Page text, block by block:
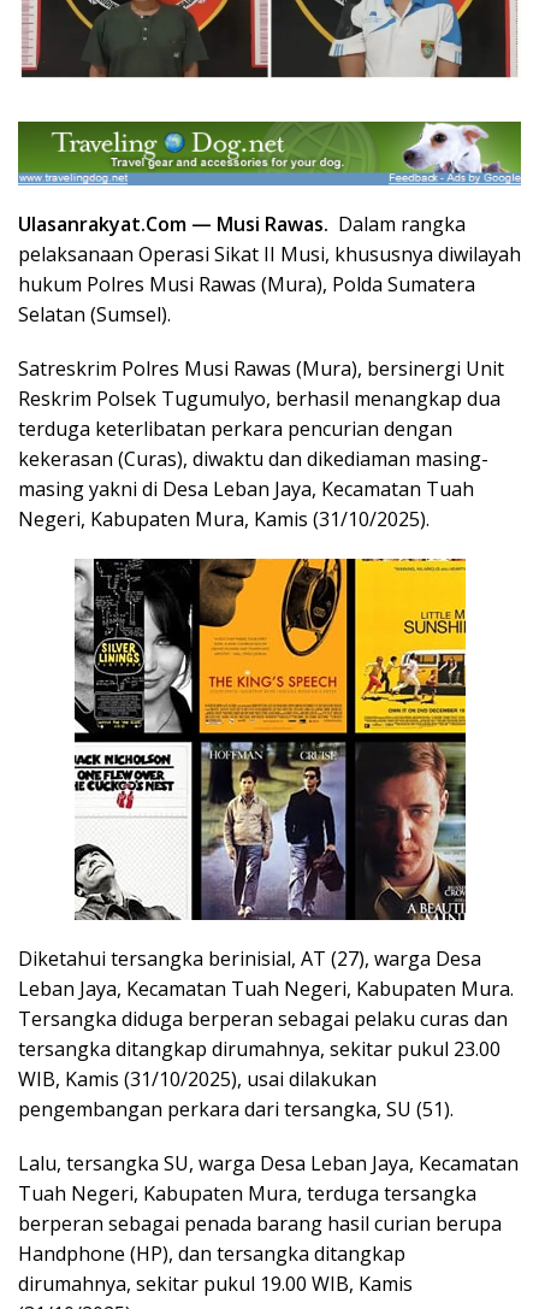
Ulasanrakyat.Com — Musi Rawas. Dalam rangka
pelaksanaan Operasi Sikat II Musi, khususnya diwilayah
hukum Polres Musi Rawas (Mura), Polda Sumatera
Selatan (Sumsel).
Satreskrim Polres Musi Rawas (Mura), bersinergi Unit
Reskrim Polsek Tugumulyo, berhasil menangkap dua
terduga keterlibatan perkara pencurian dengan
kekerasan (Curas), diwaktu dan dikediaman masing-
masing yakni di Desa Leban Jaya, Kecamatan Tuah
Negeri, Kabupaten Mura, Kamis (31/10/2025).
Diketahui tersangka berinisial, AT (27), warga Desa
Leban Jaya, Kecamatan Tuah Negeri, Kabupaten Mura.
Tersangka diduga berperan sebagai pelaku curas dan
tersangka ditangkap dirumahnya, sekitar pukul 23.00
WIB, Kamis (31/10/2025), usai dilakukan
pengembangan perkara dari tersangka, SU (51).
Lalu, tersangka SU, warga Desa Leban Jaya, Kecamatan
Tuah Negeri, Kabupaten Mura, terduga tersangka
berperan sebagai penada barang hasil curian berupa
Handphone (HP), dan tersangka ditangkap
dirumahnya, sekitar pukul 19.00 WIB, Kamis